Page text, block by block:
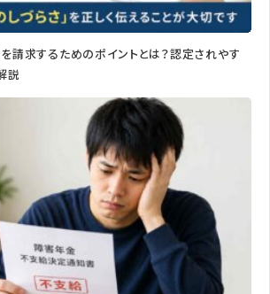
請求するためのポイントとは？認定されやす
説